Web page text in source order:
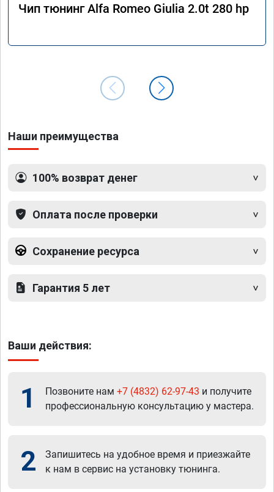
Чип тюнинг Alfa Romeo Giulia 2.0t 280 hp
Наши преимущества
100% возврат денег
Оплата после проверки
Сохранение ресурса
Гарантия 5 лет
Ваши действия:
1 Позвоните нам +7 (4832) 62-97-43 и получите
профессиональную консультацию у мастера.
2
Запишитесь на удобное время и приезжайте
к нам в сервис на установку тюнинга.